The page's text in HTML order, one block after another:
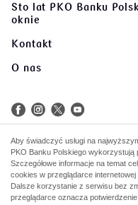
Aby świadczyć usługi na
PKO Banku Polskiego wykorzystują
Szczegółowe informacje na temat
cookies w przeglądarce internetowej
Dalsze korzystanie z serwisu bez
przeglądarce oznacza
Sto lat PKO Banku
oknie
Kontakt
O nas
©2026 PKO Bank Polski
Kod BIC (Swift): BPKOPLPW